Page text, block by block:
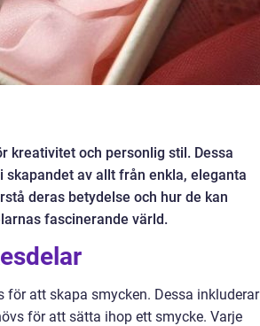
kreativitet och personlig stil. Dessa
av allt från enkla, eleganta
deras betydelse och hur de kan
fascinerande värld.
att skapa smycken. Dessa inkluderar
för att sätta ihop ett smycke. Varje